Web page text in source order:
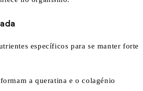
específicos para se manter forte
a queratina e o colagénio